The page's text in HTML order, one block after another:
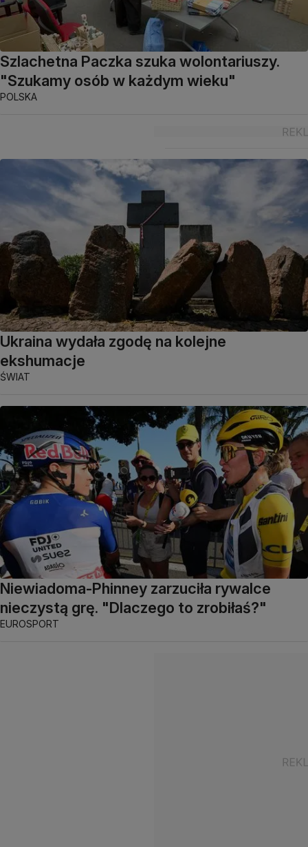
Szlachetna Paczka szuka wolontariuszy.
"Szukamy osób w każdym wieku"
POLSKA
Ukraina wydała zgodę na kolejne
ekshumacje
ŚWIAT
Niewiadoma-Phinney zarzuciła rywalce
nieczystą grę. "Dlaczego to zrobiłaś?"
EUROSPORT